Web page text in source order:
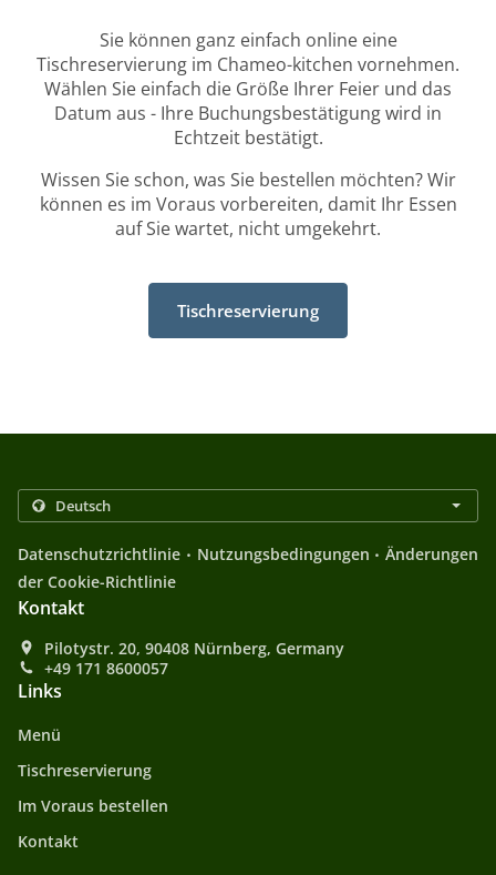
Sie können ganz einfach online eine
Tischreservierung im Chameo-kitchen vornehmen.
Wählen Sie einfach die Größe Ihrer Feier und das
Datum aus - Ihre Buchungsbestätigung wird in
Echtzeit bestätigt.
Wissen Sie schon, was Sie bestellen möchten? Wir
können es im Voraus vorbereiten, damit Ihr Essen
auf Sie wartet, nicht umgekehrt.
Tischreservierung
Datenschutzrichtlinie . Nutzungsbedingungen . Änderungen
der Cookie-Richtlinie
Kontakt
Pilotystr. 20, 90408 Nürnberg, Germany
+49 171 8600057
Links
Menü
Tischreservierung
Im Voraus bestellen
Kontakt